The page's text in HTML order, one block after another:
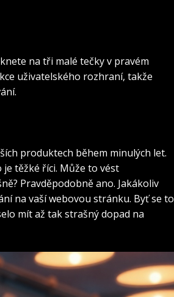
na tři malé tečky v pravém
uživatelského rozhraní, takže
produktech během minulých let.
těžké říci. Může to vést
Pravděpodobně ano. Jakákoliv
na vaší webovou stránku. Byť se to
mít až tak strašný dopad na